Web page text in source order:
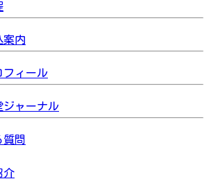
案内
フィール
ジャーナル
質問
介